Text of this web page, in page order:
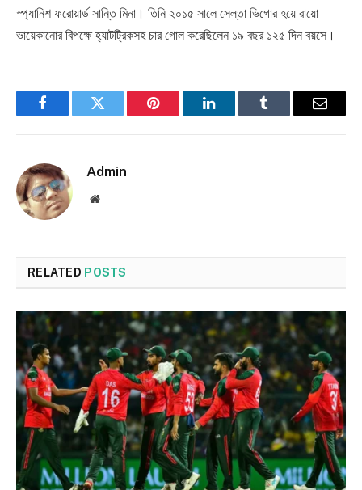
স্প্যানিশ ফরোয়ার্ড সান্তি মিনা। তিনি ২০১৫ সালে সেল্তা ভিগোর হয়ে রায়ো
ভায়েকানোর বিপক্ষে হ্যাটট্রিকসহ চার গোল করেছিলেন ১৯ বছর ১২৫ দিন বয়সে।
FacebookTwitter Pinterest LinkedInTumblr Email
Admin
Website
RELATED POSTS